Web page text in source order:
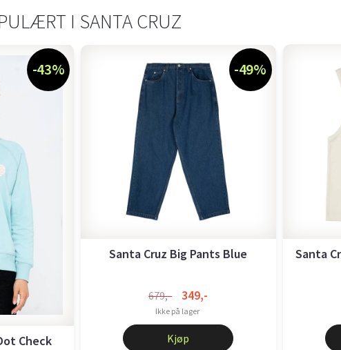
I SANTA CRUZ
-43%
Check
-49%
Santa Cruz Big Pants Blue
679,- 349,-
Ikke på lager
Kjøp
Santa